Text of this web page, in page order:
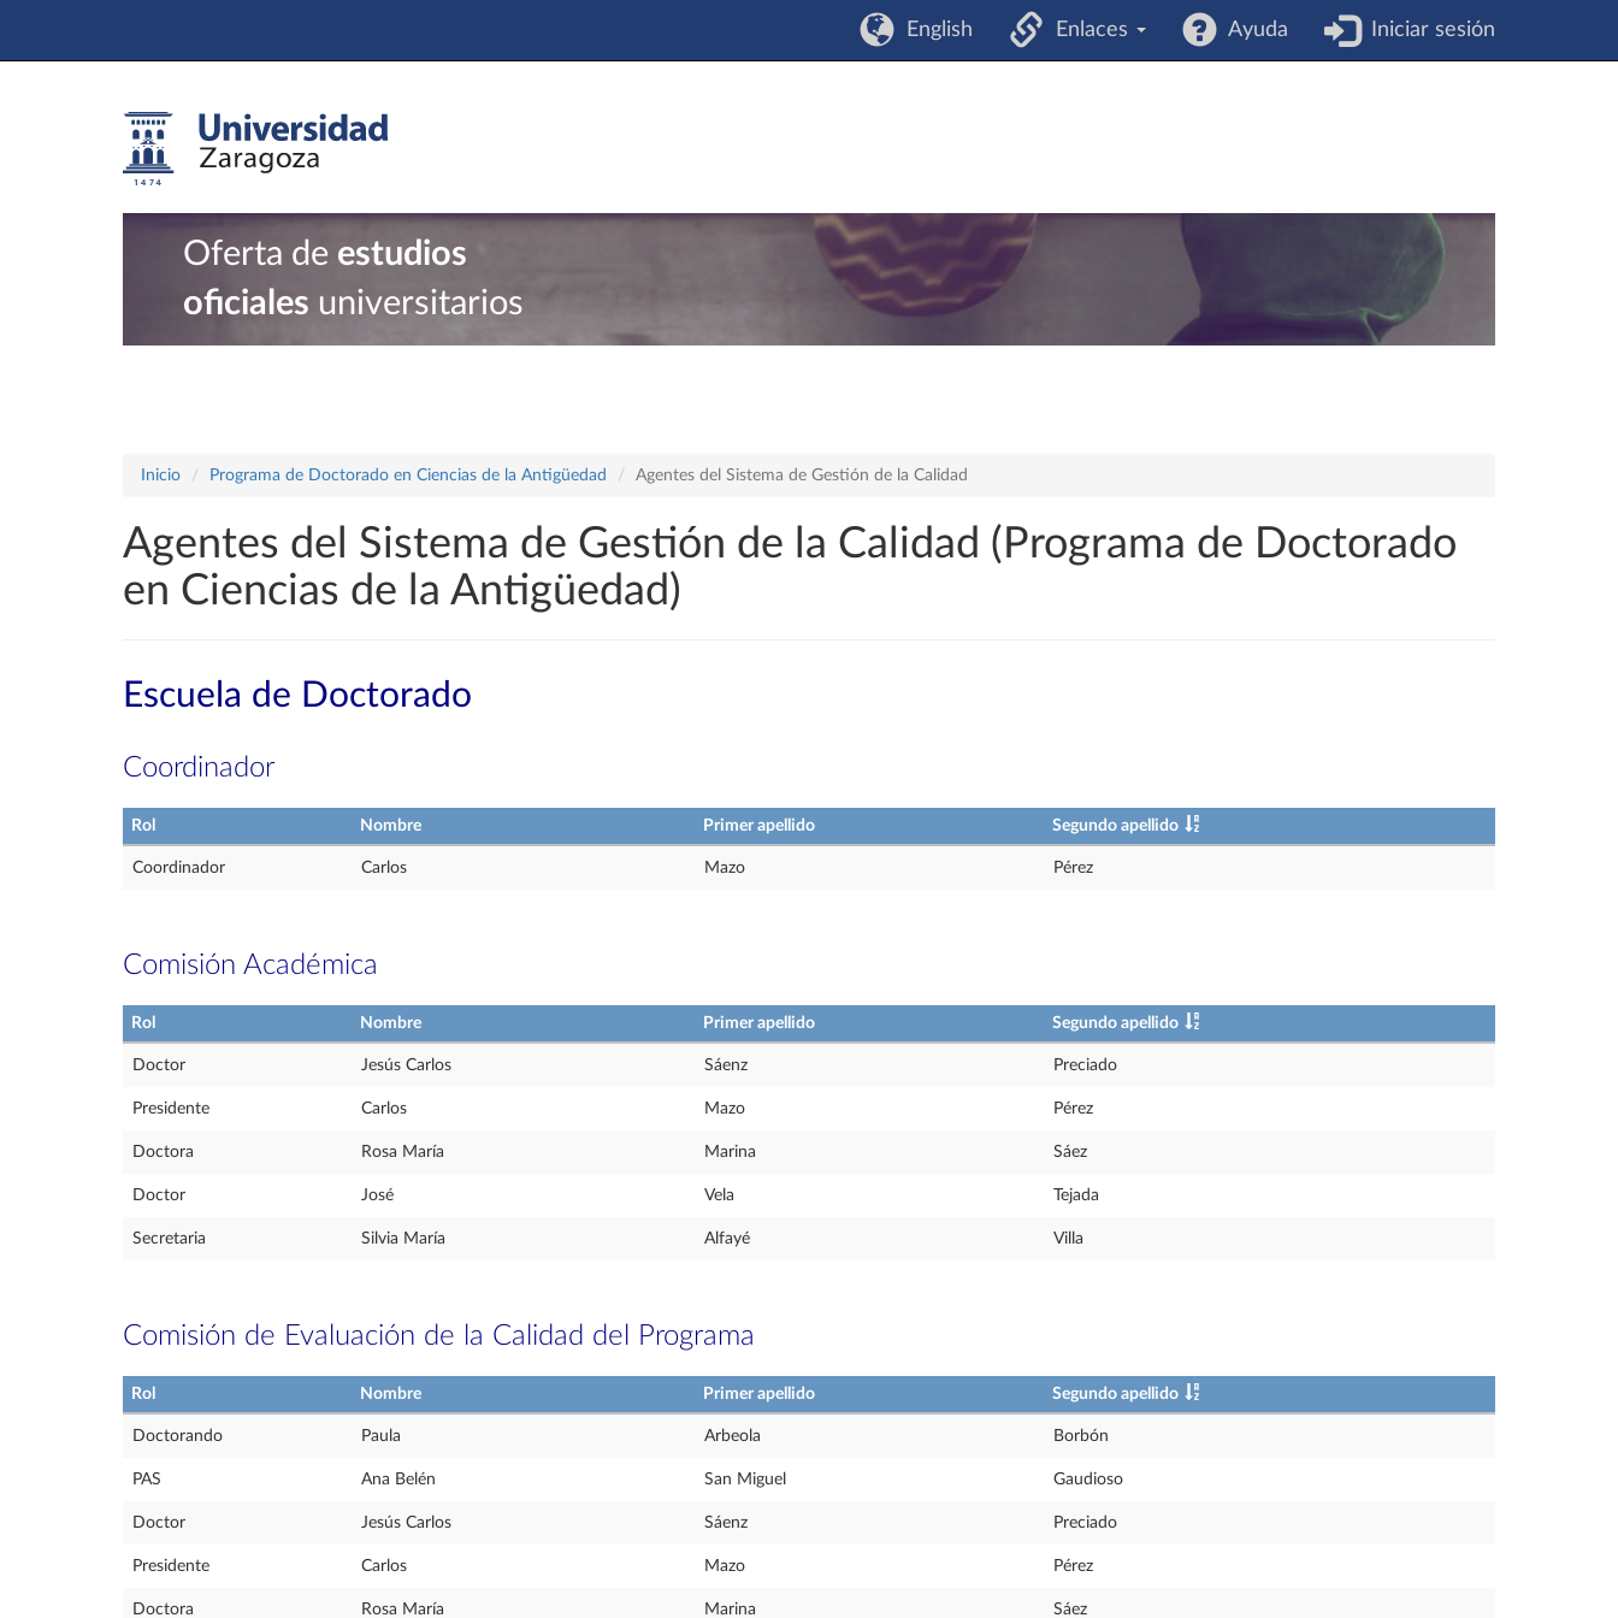
English Enlaces Ayuda Iniciar sesión
Oferta de estudios
oficiales universitarios
Inicio Programa de Doctorado en Ciencias de la Antigüedad Agentes del Sistema de Gestión de la Calidad
Agentes del Sistema de Gestión de la Calidad (Programa de Doctorado
en Ciencias de la Antigüedad)
Escuela de Doctorado
Coordinador
Rol Nombre Primer apellido Segundo apellido
Coordinador Carlos Mazo Pérez
Comisión Académica
Rol Nombre Primer apellido Segundo apellido
Doctor Jesús Carlos Sáenz Preciado
Presidente Carlos Mazo Pérez
Doctora Rosa María Marina Sáez
Doctor José Vela Tejada
Secretaria Silvia María Alfayé Villa
Comisión de Evaluación de la Calidad del Programa
Rol Nombre Primer apellido Segundo apellido
Doctorando Paula Arbeola Borbón
PAS Ana Belén San Miguel Gaudioso
Doctor Jesús Carlos Sáenz Preciado
Presidente Carlos Mazo Pérez
Doctora Rosa María Marina Sáez